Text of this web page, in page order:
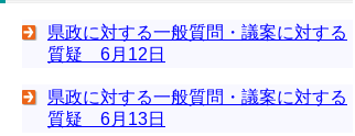
県政に対する一般質問・議案に対する
質疑 6月12日
県政に対する一般質問・議案に対する
質疑 6月13日